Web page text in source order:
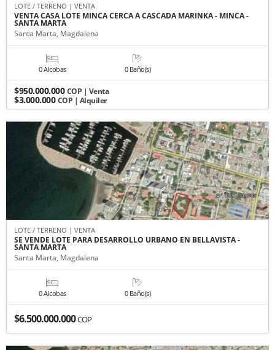
LOTE / TERRENO | VENTA
VENTA CASA LOTE MINCA CERCA A CASCADA MARINKA - MINCA -
SANTA MARTA
Santa Marta, Magdalena
0 Alcobas 0 Baño(s)
$950.000.000COP | Venta
$3.000.000COP | Alquiler
LOTE / TERRENO | VENTA
SE VENDE LOTE PARA DESARROLLO URBANO EN BELLAVISTA -
SANTA MARTA
Santa Marta, Magdalena
0 Alcobas 0 Baño(s)
$6.500.000.000COP